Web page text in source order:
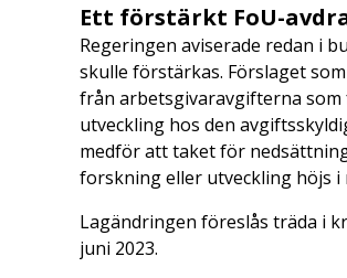
Ett förstärkt FoU-
Regeringen aviserade redan i
skulle förstärkas. Förslaget
från arbetsgivaravgifterna
utveckling hos den
medför att taket för
forskning eller utveckling höjs i
Lagändringen föreslås träda i
juni 2023.